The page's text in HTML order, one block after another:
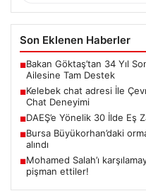
Son Eklenen Haberler
■Bakan Göktaş’tan 34 Yıl
Ailesine Tam Destek
■Kelebek chat adresi İle
Chat Deneyimi
■DAEŞ’e Yönelik 30 İlde Eş
■Bursa Büyükorhan’daki
alındı
■Mohamed Salah’ı
pişman ettiler!